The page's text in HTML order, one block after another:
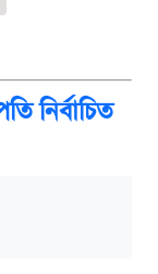
নির্বাচিত